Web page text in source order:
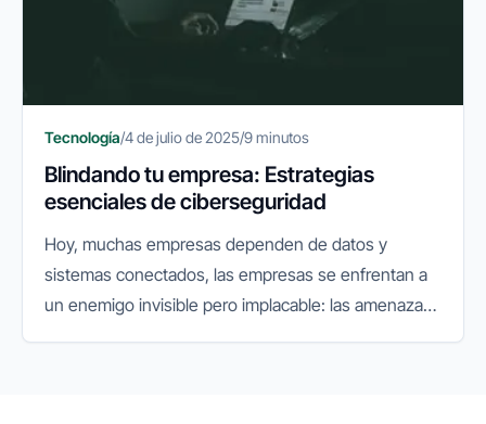
Tecnología/4 de julio de 2025/9 minutos
Blindando tu empresa: Estrategias
esenciales de ciberseguridad
Hoy, muchas empresas dependen de datos y
sistemas conectados, las empresas se enfrentan a
un enemigo invisible pero implacable: las amenazas